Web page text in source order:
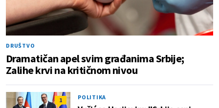
DRUŠTVO
Dramatičan apel svim građanima Srbije;
Zalihe krvi na kritičnom nivou
1 POLITIKA